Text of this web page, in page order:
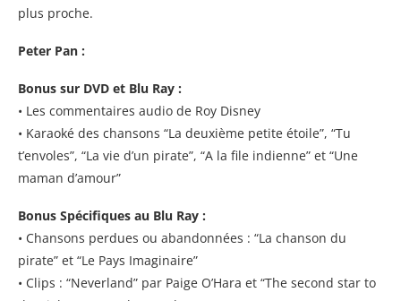
plus proche.
Peter Pan :
Bonus sur DVD et Blu Ray :
• Les commentaires audio de Roy Disney
• Karaoké des chansons “La deuxième petite étoile”, “Tu
t’envoles”, “La vie d’un pirate”, “A la file indienne” et “Une
maman d’amour”
Bonus Spécifiques au Blu Ray :
• Chansons perdues ou abandonnées : “La chanson du
pirate” et “Le Pays Imaginaire”
• Clips : “Neverland” par Paige O’Hara et “The second star to